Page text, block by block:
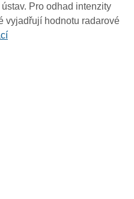
Pro odhad intenzity
vyjadřují hodnotu radarové